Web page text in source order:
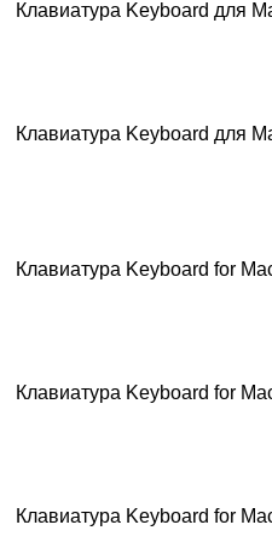
Клавиатура Keyboard для
Клавиатура Keyboard для
Клавиатура Keyboard for
Клавиатура Keyboard for
Клавиатура Keyboard for